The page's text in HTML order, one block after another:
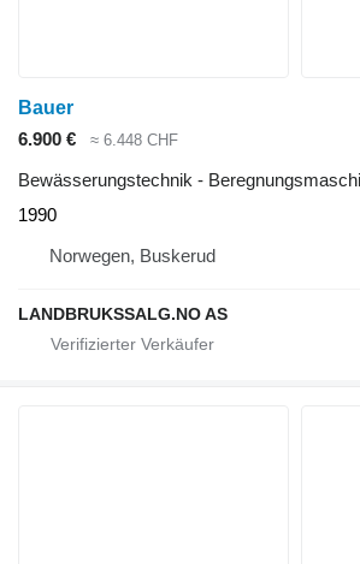
Bauer
6.900 €
≈ 6.448 CHF
Bewässerungstechnik -
1990
Norwegen, Buskerud
LANDBRUKSSALG.NO AS